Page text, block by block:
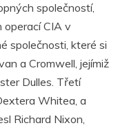
společností,
CIA v
společnosti, které si
a Cromwell, jejímiž
Dulles. Třetí
Whitea, a
Richard Nixon,